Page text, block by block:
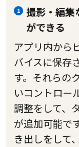
1
撮影・編集
ができる
アプリ内から
バイスに保存
す。それらの
いコントロー
調整をして、
が追加可能で
き出しをして